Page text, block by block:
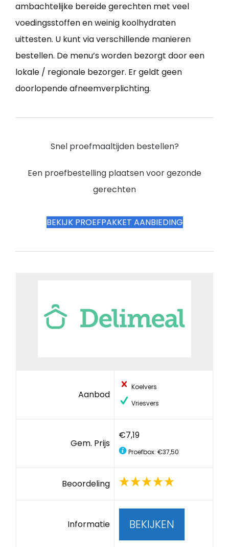
ambachtelijke bereide gerechten met veel
voedingsstoffen en weinig koolhydraten
uittesten. U kunt via verschillende manieren
bestellen. De menu’s worden bezorgt door een
lokale / regionale bezorger. Er geldt geen
doorlopende afneemverplichting.
Snel proefmaaltijden bestellen?
Een proefbestelling plaatsen voor gezonde
gerechten
BEKIJK PROEFPAKKET AANBIEDING
Aanbod
Koelvers
Vriesvers
Gem. Prijs
€7,19
Proefbox: €37,50
Beoordeling
Informatie BEKIJKEN